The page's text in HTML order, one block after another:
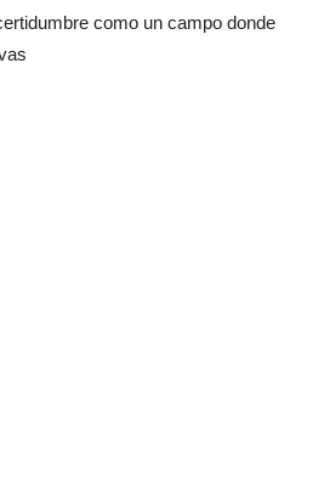
como un campo donde